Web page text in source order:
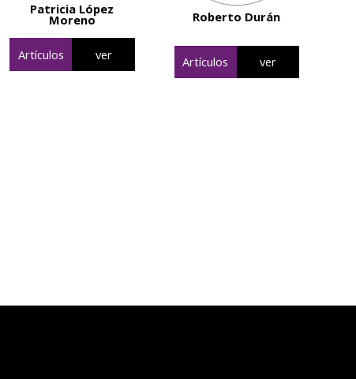
Patricia López
Moreno
Artículos ver
Roberto Durán
Artículos ver